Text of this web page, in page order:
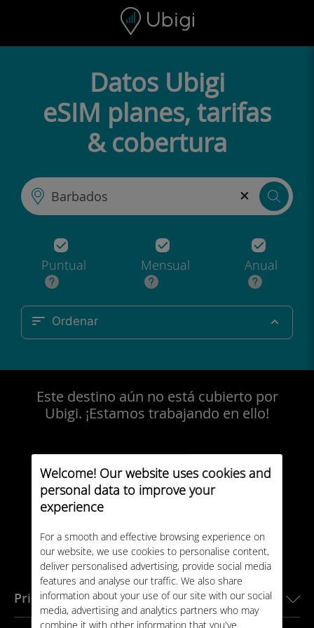
Welcome! Our website uses cookies and
personal data to improve your
experience
For a smooth and effective browsing experience on
our website, we use cookies to personalise content,
deliver personalised advertising, provide social media
features and analyse our traffic. We also share
information about your use of our site with our social
media, advertising and analytics partners who may
combine it with other information that you've
Barra de navegación
Datos Ubigi
eSIM planes, tarifas
& cobertura
×
Puntual Mensual Anual
Ordenar
Este destino aún no está cubierto por
Ubigi. ¡Estamos trabajando en ello!
Principales destinos